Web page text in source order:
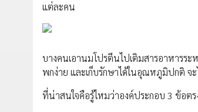
แต่ละคน
บางคนเอานมโปรตีนไปเติมสารอาหารร
พกง่าย และเก็บรักษาได้ในอุณหภูมิปกติ จะ
ที่น่าสนใจคือรู้ไหมว่าองค์ประกอบ 3 ข้อ